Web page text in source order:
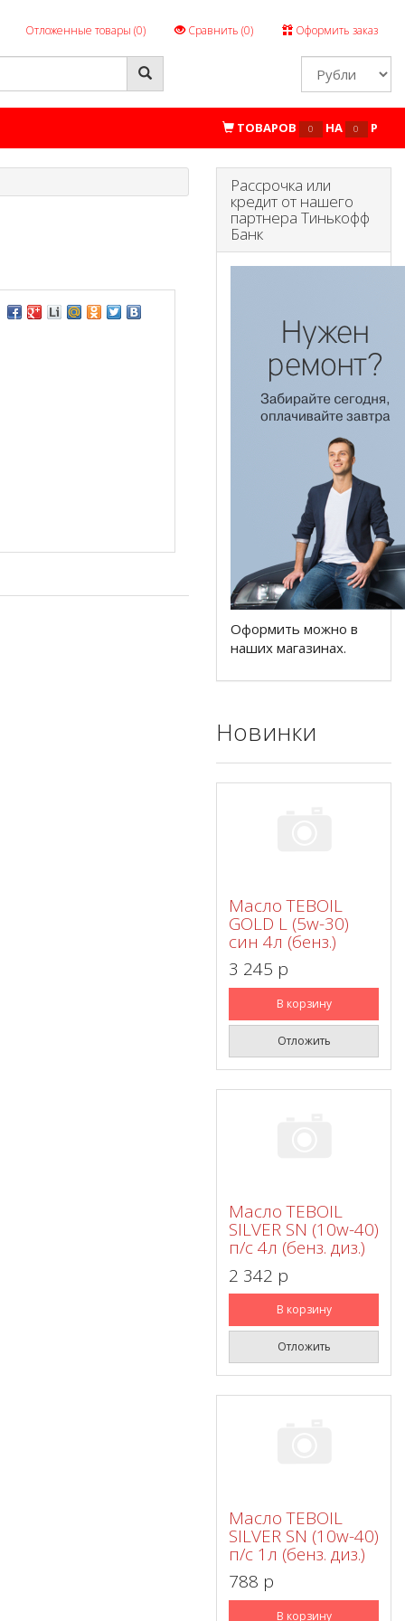
Отложенные товары (0) Сравнить (0) Оформить заказ
ТОВАРОВ 0 НА 0 P
Рассрочка или
кредит от нашего
партнера Тинькофф
Банк
Оформить можно в
наших магазинах.
Новинки
Масло TEBOIL
GOLD L (5w-30)
син 4л (бенз.)
3 245 p
В корзину
Отложить
Масло TEBOIL
SILVER SN (10w-40)
п/с 4л (бенз. диз.)
2 342 p
В корзину
Отложить
Масло TEBOIL
SILVER SN (10w-40)
п/с 1л (бенз. диз.)
788 p
В корзину